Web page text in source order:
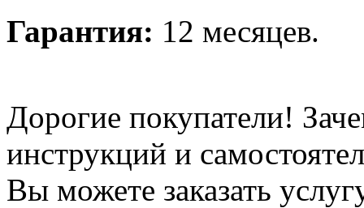
Гарантия: 12 месяцев.
Дорогие покупатели!
инструкций и
Вы можете заказать